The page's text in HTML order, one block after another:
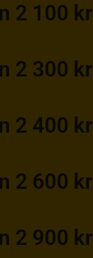
2 100 kr
2 300 kr
2 400 kr
2 600 kr
2 900 kr